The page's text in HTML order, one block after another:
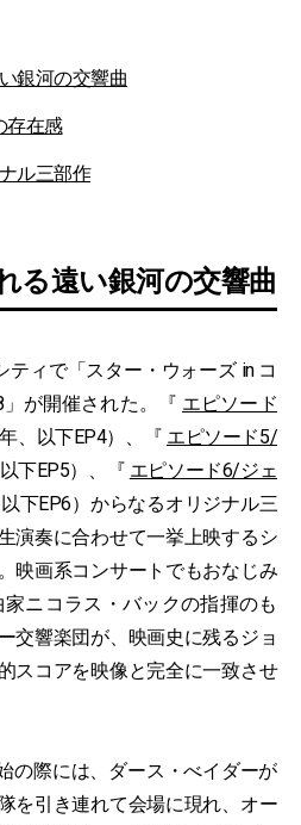
銀河の交響曲
存在感
ル三部作
る遠い銀河の交響曲
ィで「スター・ウォーズ in コ
」が開催された。『 エピソード
、以下EP4）、『 エピソード5/
下EP5）、『 エピソード6/ジェ
下EP6）からなるオリジナル三
演奏に合わせて一挙上映するシ
映画系コンサートでもおなじみ
ニコラス・バックの指揮のも
交響楽団が、映画史に残るジョ
スコアを映像と完全に一致させ
の際には、ダース・べイダーが
を引き連れて会場に現れ、オー